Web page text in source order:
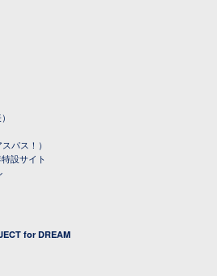
パス！）
設サイト
for DREAM